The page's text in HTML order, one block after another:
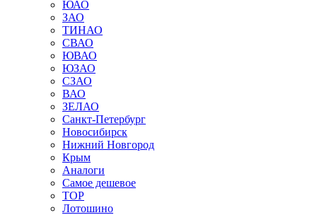
ЮАО
ЗАО
ТИНАО
СВАО
ЮВАО
ЮЗАО
СЗАО
ВАО
ЗЕЛАО
Санкт-Петербург
Новосибирск
Нижний Новгород
Крым
Аналоги
Самое дешевое
TOP
Лотошино